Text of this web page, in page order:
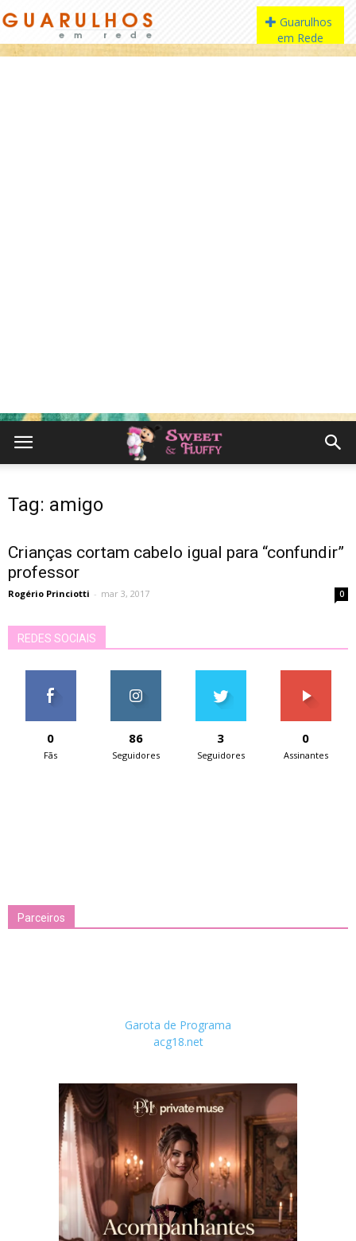
Tag: amigo
Crianças cortam cabelo igual para “confundir”
professor
Rogério Princiotti - mar 3, 2017 0
REDES SOCIAIS
0
Fãs
86
Seguidores
3
Seguidores
0
Assinantes
Parceiros
Garota de Programa
acg18.net